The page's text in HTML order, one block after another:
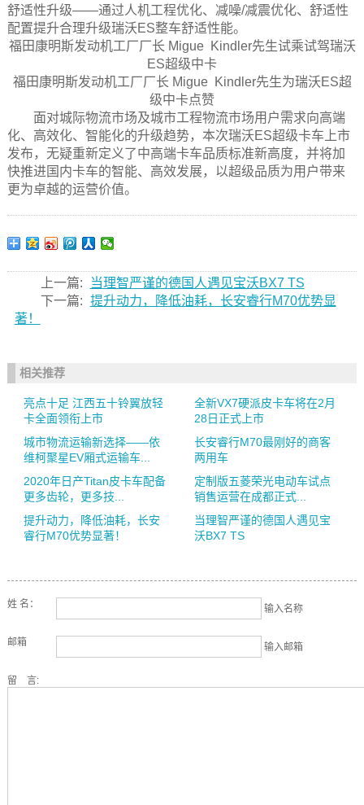
舒适性升级——通过人机工程优化、减噪/减震优化、舒适性
配置提升合理升级瑞沃ES整车舒适性能。
福田康明斯发动机工厂厂长 Migue Kindler先生试乘试驾瑞沃
ES超级中卡
福田康明斯发动机工厂厂长 Migue Kindler先生为瑞沃ES超
级中卡点赞
面对城际物流市场及城市工程物流市场用户需求向高端
化、高效化、智能化的升级趋势，本次瑞沃ES超级卡车上市
发布，无疑重新定义了中高端卡车品质标准新高度，并将加
快推进国内卡车的智能、高效发展，以超级品质为用户带来
更为卓越的运营价值。
上一篇:
当理智严谨的德国人遇见宝沃BX7 TS
下一篇: 提升动力，降低油耗，长安睿行M70优势显
著！
相关推荐
亮点十足 江西五十铃翼放轻
卡全面领衔上市
全新VX7硬派皮卡车将在2月
28日正式上市
城市物流运输新选择——依
维柯聚星EV厢式运输车...
长安睿行M70最刚好的商客
两用车
2020年日产Titan皮卡车配备
更多齿轮，更多技...
定制版五菱荣光电动车试点
销售运营在成都正式...
提升动力，降低油耗，长安
睿行M70优势显著！
当理智严谨的德国人遇见宝
沃BX7 TS
姓 名： 输入名称
邮箱 输入邮箱
留 言: